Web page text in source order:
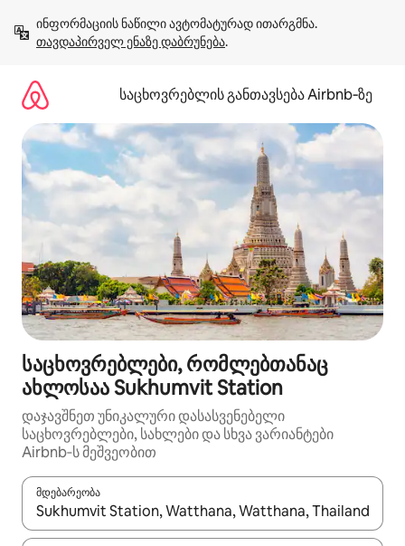
გადასვლა
თავდაპირველ ენაზე დაბრუნება.
საცხოვრებლის განთავსება Airbnb‑ზე
საცხოვრებლები, რომლებთანაც
ახლოსაა Sukhumvit Station
დაჯავშნეთ უნიკალური დასასვენებელი
საცხოვრებლები, სახლები და სხვა ვარიანტები
Airbnb‑ს მეშვეობით
მდებარეობა
როცა შედეგები ხელმისაწვდომი გახდება, ნავიგაციისთვის